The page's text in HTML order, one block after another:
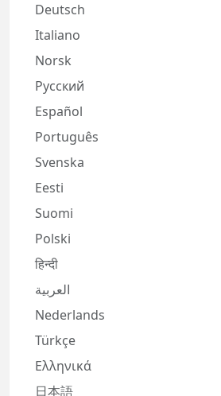
Deutsch
Italiano
Norsk
Русский
Español
Português
Svenska
Eesti
Suomi
Polski
हिन्दी
العربية
Nederlands
Türkçe
Ελληνικά
日本語